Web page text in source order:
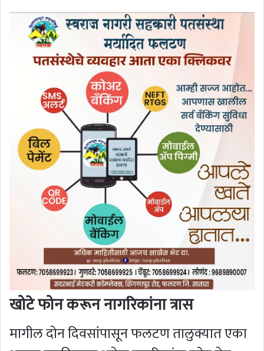
खोटे फोन करून नागरिकांना त्रास
मागील दोन दिवसांपासून फलटण तालुक्यात एका